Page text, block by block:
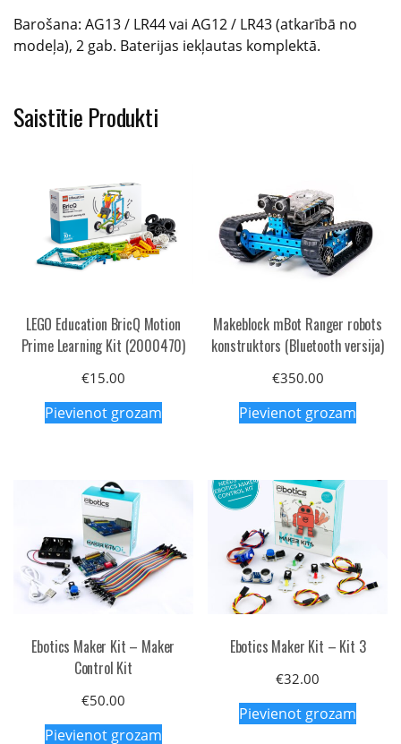
Barošana: AG13 / LR44 vai AG12 / LR43 (atkarībā no
modeļa), 2 gab. Baterijas iekļautas komplektā.
Saistītie Produkti
LEGO Education BricQ Motion
Prime Learning Kit (2000470)
€15.00
Pievienot grozam
Makeblock mBot Ranger robots
konstruktors (Bluetooth versija)
€350.00
Pievienot grozam
Ebotics Maker Kit – Maker
Control Kit
€50.00
Pievienot grozam
Ebotics Maker Kit – Kit 3
€32.00
Pievienot grozam